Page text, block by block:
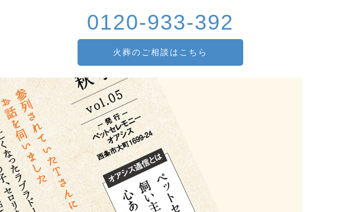
0120-933-392
火葬のご相談はこちら